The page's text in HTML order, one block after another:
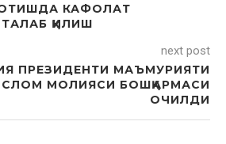
КАФОЛАТ
ҚИЛИШ
next post
ПРЕЗИДЕНТИ МАЪМУРИЯТИ
МОЛИЯСИ БОШҚАРМАСИ
ОЧИЛДИ